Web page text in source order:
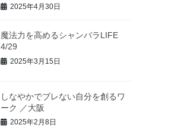
2025年4月30日
魔法力を高めるシャンバラLIFE
4/29
2025年3月15日
しなやかでブレない自分を創るワ
ーク ／大阪
2025年2月8日